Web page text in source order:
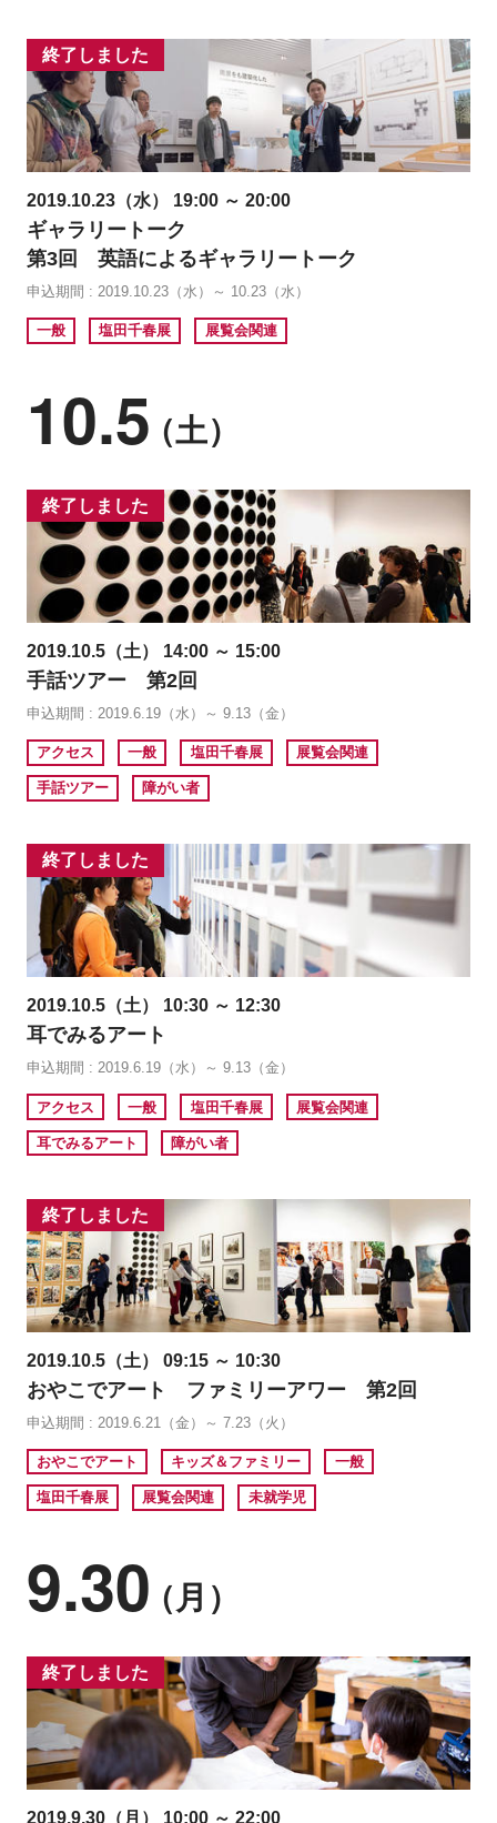
終了しました
2019.10.23（水） 19:00 ～ 20:00
ギャラリートーク
第3回 英語によるギャラリートーク
申込期間 : 2019.10.23（水）～ 10.23（水）
一般 塩田千春展 展覧会関連
10.5（土）
終了しました
2019.10.5（土） 14:00 ～ 15:00
手話ツアー 第2回
申込期間 : 2019.6.19（水）～ 9.13（金）
アクセス 一般 塩田千春展 展覧会関連
手話ツアー 障がい者
終了しました
2019.10.5（土） 10:30 ～ 12:30
耳でみるアート
申込期間 : 2019.6.19（水）～ 9.13（金）
アクセス 一般 塩田千春展 展覧会関連
耳でみるアート 障がい者
終了しました
2019.10.5（土） 09:15 ～ 10:30
おやこでアート ファミリーアワー 第2回
申込期間 : 2019.6.21（金）～ 7.23（火）
おやこでアート キッズ＆ファミリー 一般
塩田千春展 展覧会関連 未就学児
9.30（月）
終了しました
2019.9.30（月） 10:00 ～ 22:00